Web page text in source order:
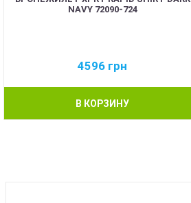
NAVY 72090-724
4596 грн
В КОРЗИНУ